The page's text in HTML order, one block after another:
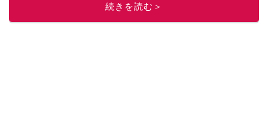
このイチオシストの他の記事を読む
続きを読む＞